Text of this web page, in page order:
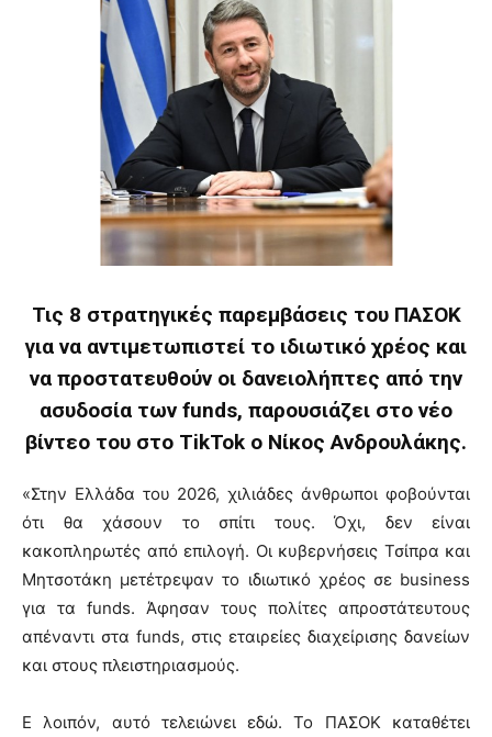
Τις 8 στρατηγικές παρεμβάσεις του ΠΑΣΟΚ
για να αντιμετωπιστεί το ιδιωτικό χρέος και
να προστατευθούν οι δανειολήπτες από την
ασυδοσία των funds, παρουσιάζει στο νέο
βίντεο του στο TikTok ο Νίκος Ανδρουλάκης.
«Στην Ελλάδα του 2026, χιλιάδες άνθρωποι φοβούνται
ότι θα χάσουν το σπίτι τους. Όχι, δεν είναι
κακοπληρωτές από επιλογή. Οι κυβερνήσεις Τσίπρα και
Μητσοτάκη μετέτρεψαν το ιδιωτικό χρέος σε business
για τα funds. Άφησαν τους πολίτες απροστάτευτους
απέναντι στα funds, στις εταιρείες διαχείρισης δανείων
και στους πλειστηριασμούς.
Ε λοιπόν, αυτό τελειώνει εδώ. Το ΠΑΣΟΚ καταθέτει